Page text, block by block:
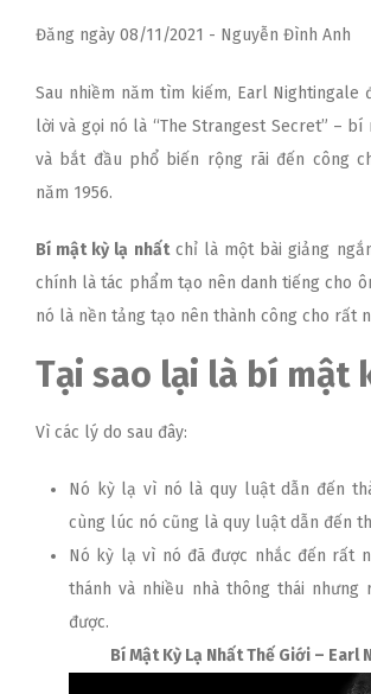
Đăng ngày 08/11/2021 - Nguyễn Đình Anh
Sau nhiềm năm tìm kiếm, Earl Nightingale
lời và gọi nó là “The Strangest Secret” –
và bắt đầu phổ biến rộng rãi đến công
năm 1956.
Bí mật kỳ lạ nhấtchỉ là một bài giảng
chính là tác phẩm tạo nên danh tiếng cho
nó là nền tảng tạo nên thành công cho rất
Tại sao lại là bí mật
Vì các lý do sau đây:
Nó kỳ lạ vì nó là quy luật dẫn đến
cùng lúc nó cũng là quy luật dẫn đến
Nó kỳ lạ vì nó đã được nhắc đến rất
thánh và nhiều nhà thông thái nhưng
được.
Bí Mật Kỳ Lạ Nhất Thế Giới – Earl